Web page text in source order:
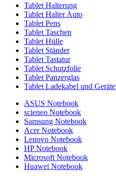
Tablet Halterung
Tablet Halter Auto
Tablet Pens
Tablet Taschen
Tablet Hülle
Tablet Ständer
Tablet Tastatur
Tablet Schutzfolie
Tablet Panzerglas
Tablet Ladekabel und Geräte
ASUS Notebook
scieneo Notebook
Samsung Notebook
Acer Notebook
Lenovo Notebook
HP Notebook
Microsoft Notebook
Huawei Notebook